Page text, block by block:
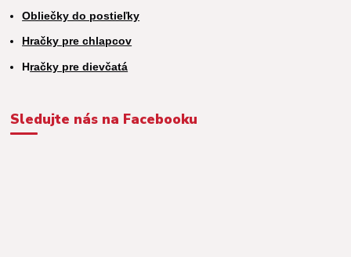
Obliečky do postieľky
Hračky pre chlapcov
Hračky pre dievčatá
Sledujte nás na Facebooku